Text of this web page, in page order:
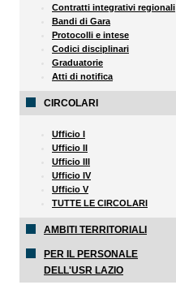
Contratti integrativi regionali
Bandi di Gara
Protocolli e intese
Codici disciplinari
Graduatorie
Atti di notifica
CIRCOLARI
Ufficio I
Ufficio II
Ufficio III
Ufficio IV
Ufficio V
TUTTE LE CIRCOLARI
AMBITI TERRITORIALI
PER IL PERSONALE
DELL'USR LAZIO